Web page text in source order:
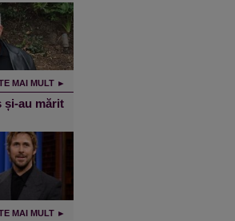
MAI MULT ►
și-au mărit
MAI MULT ►